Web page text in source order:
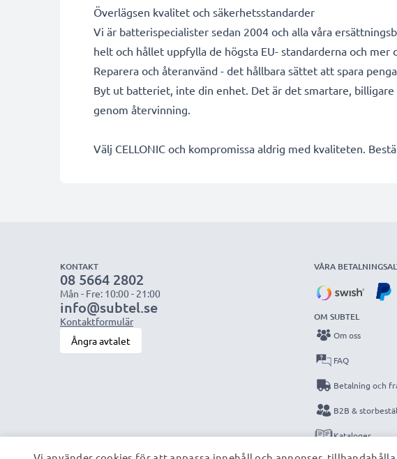
Överlägsen kvalitet och säkerhetsstandarder
Vi är batterispecialister sedan 2004 och alla våra
helt och hållet uppfylla de högsta EU- standarderna och
Reparera och återanvänd - det hållbara sättet att spara
Byt ut batteriet, inte din enhet. Det är det smartare,
genom återvinning.
Välj CELLONIC och kompromissa aldrig med kvaliteten.
KONTAKT
08 5664 2802
Mån - Fre: 10:00 - 21:00
info@subtel.se
Kontaktformulär
Ångra avtalet
VÅRA
OM SUBTEL
Om oss
FAQ
Betalning och
B2B &
Kataloger